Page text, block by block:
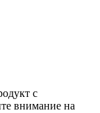
с
внимание на